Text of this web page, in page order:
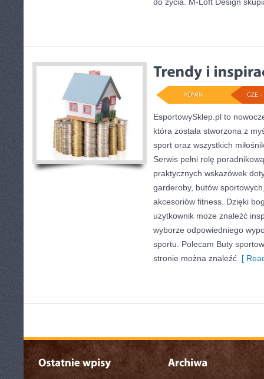
CZE -
ADMIN
EsportowySklep.pl to
która została stworzona z
sport oraz wszystkich
Serwis pełni rolę
praktycznych wskazówek
garderoby, butów
akcesoriów fitness. Dzięki
użytkownik może znaleźć
wyborze odpowiedniego
sportu. Polecam Buty
stronie można znaleźć [